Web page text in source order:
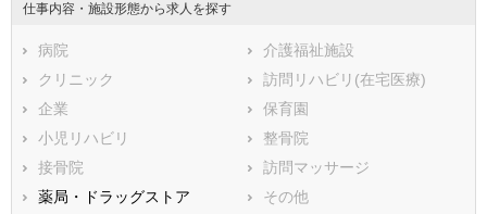
安八郡神戸町
安八郡安八町
揖斐郡揖斐川町
揖斐郡大野町
揖斐郡池田町
本巣郡北方町
加茂郡坂祝町
加茂郡富加町
加茂郡川辺町
加茂郡七宗町
加茂郡八百津町
加茂郡白川町
加茂郡東白川村
樽見鉄道
仕事内容・施設形態から求人を探す
病院
介護福祉施設
クリニック
訪問リハビリ(在宅医療)
企業
保育園
小児リハビリ
整骨院
接骨院
訪問マッサージ
薬局・ドラッグストア
その他